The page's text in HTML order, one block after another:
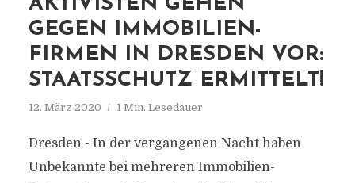
AKTIVISTEN GEHEN
GEGEN IMMOBILIEN-
FIRMEN IN DRESDEN VOR:
STAATSSCHUTZ ERMITTELT!
12. März 2020 1 Min. Lesedauer
Dresden - In der vergangenen Nacht haben
Unbekannte bei mehreren Immobilien-